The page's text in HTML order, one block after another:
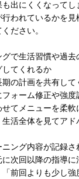
出にくくなってし
われているかを
ださい。
グで生活習慣や過
してくれるか
期の計画を共有して
フォーム修正や強
せてメニューを柔
生活全体を見てア
ング内容が記録
次回以降の指導
前回よりも少し強